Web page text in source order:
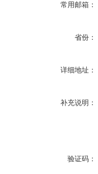
常用邮箱：
省份：
详细地址：
补充说明：
验证码：